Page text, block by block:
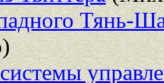
Тянь-